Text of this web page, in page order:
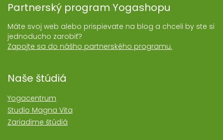
Partnerský program Yogashopu
Máte svoj web alebo prispievate na blog a chceli by ste si
jednoducho zarobiť?
Zapojte sa do nášho partnerského programu.
Naše štúdiá
Yogacentrum
Studio Magna Vita
Zariadime štúdiá